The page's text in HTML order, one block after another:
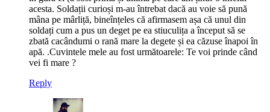
acesta. Soldații curioși m-au întrebat dacă au voie să pună
mâna pe mârliță, bineînțeles că afirmasem așa că unul din
soldați cum a pus un deget pe ea stiuculița a început să se
zbată cacândumi o rană mare la degete și ea căzuse înapoi în
apă. .Cuvintele mele au fost următoarele: Te voi prinde când
vei fi mare ?
Reply